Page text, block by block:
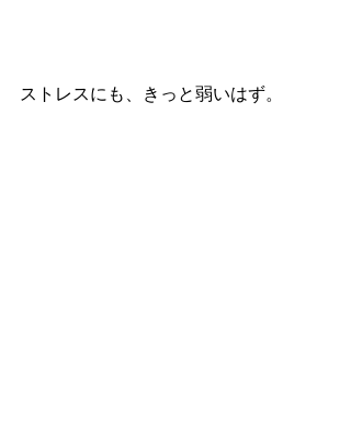
ストレスにも、きっと弱いはず。